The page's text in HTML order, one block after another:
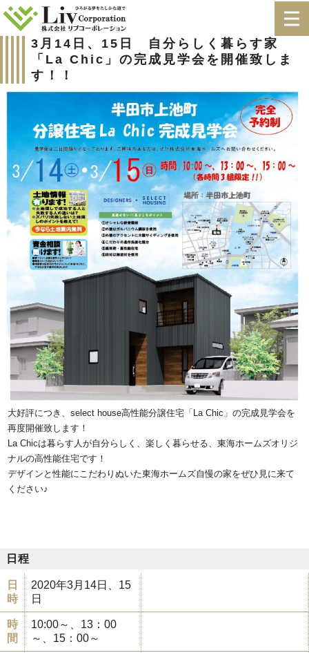
3月14日、15日 自分らしく暮らす家
「La Chic」の完成見学会を開催致しま
す！！
大好評につき、select house高性能分譲住宅「La Chic」の完成見学会を
再度開催致します！
La Chicは暮らす人が自分らしく、楽しく暮らせる、東海ホームズオリジ
ナルの高性能住宅です！
デザインと性能にこだわりぬいた東海ホームズ自慢の家をぜひ見に来て
ください♪
日程
日
時
2020年3月14日、15
日
時
間
10:00～、13：00
～、15：00～